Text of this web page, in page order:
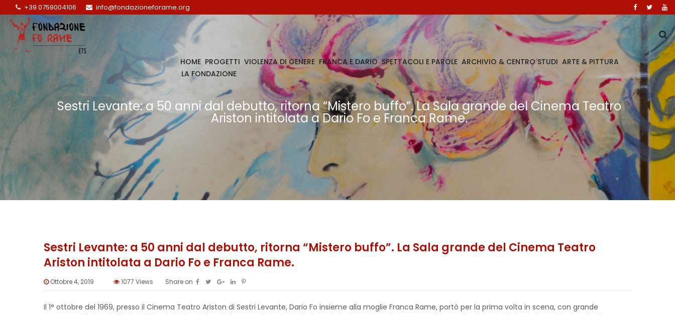
+39 0759004106 info@fondazioneforame.org
HOME PROGETTI VIOLENZA DI GENERE FRANCA E DARIO SPETTACOLI E PAROLE ARCHIVIO & CENTRO STUDI ARTE & PITTURA
LA FONDAZIONE
Sestri Levante: a 50 anni dal debutto, ritorna “Mistero buffo”. La Sala grande del Cinema Teatro
Ariston intitolata a Dario Fo e Franca Rame.
Sestri Levante: a 50 anni dal debutto, ritorna “Mistero buffo”. La Sala grande del Cinema Teatro
Ariston intitolata a Dario Fo e Franca Rame.
Ottobre 4, 2019 1077 Views Share on
Il 1° ottobre del 1969, presso il Cinema Teatro Ariston di Sestri Levante, Dario Fo insieme alla moglie Franca Rame, portò per la prima volta in scena, con grande